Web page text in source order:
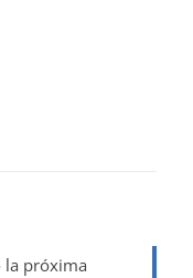
la próxima